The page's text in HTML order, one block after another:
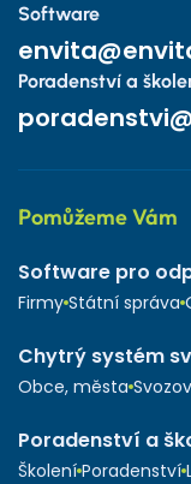
Software
Poradenství a
Pomůžeme Vám
Software pro
Firmy Státní správa
Chytrý systém
Obce, města
Poradenství a
Školení Poradenství